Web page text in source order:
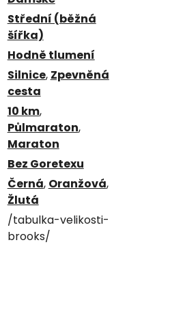
Střední (běžná
šířka)
Hodně tlumení
Silnice, Zpevněná
cesta
10 km,
Půlmaraton,
Maraton
Bez Goretexu
Černá, Oranžová,
Žlutá
/tabulka-velikosti-
brooks/